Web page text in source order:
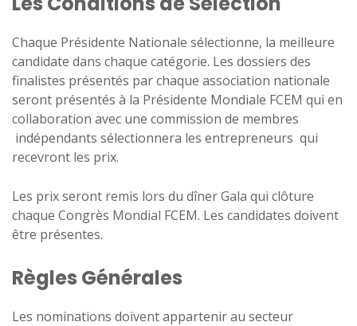
Chaque Présidente Nationale sélectionne, la meilleure
candidate dans chaque catégorie. Les dossiers des
finalistes présentés par chaque association nationale
seront présentés à la Présidente Mondiale FCEM qui en
collaboration avec une commission de membres
indépendants sélectionnera les entrepreneurs qui
recevront les prix.
Les prix seront remis lors du dîner Gala qui clôture
chaque Congrès Mondial FCEM. Les candidates doivent
être présentes.
Règles Générales
Les nominations doivent appartenir au secteur